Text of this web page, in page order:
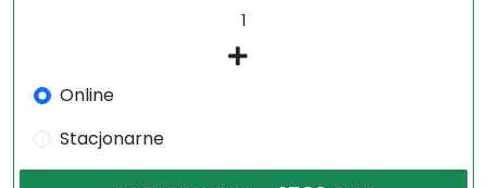
Online
Stacjonarne